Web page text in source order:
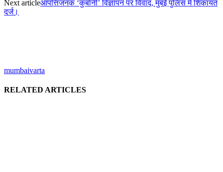
Next articleआपत्तिजनक ‘कुर्बानी’ विज्ञापन पर विवाद, मुंबई पुलिस में शिकायत
दर्ज।
mumbaivarta
RELATED ARTICLES